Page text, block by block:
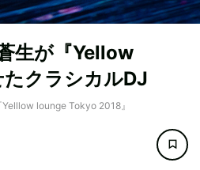
生が『Yellow
クラシカルDJ
lounge Tokyo 2018』